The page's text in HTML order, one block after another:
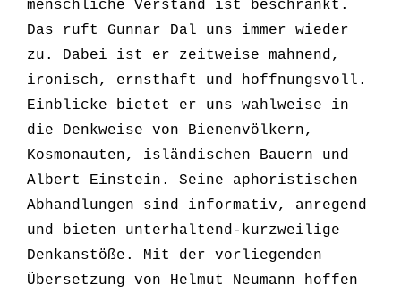
menschliche Verstand ist beschränkt.
Das ruft Gunnar Dal uns immer wieder
zu. Dabei ist er zeitweise mahnend,
ironisch, ernsthaft und hoffnungsvoll.
Einblicke bietet er uns wahlweise in
die Denkweise von Bienenvölkern,
Kosmonauten, isländischen Bauern und
Albert Einstein. Seine aphoristischen
Abhandlungen sind informativ, anregend
und bieten unterhaltend-kurzweilige
Denkanstöße. Mit der vorliegenden
Übersetzung von Helmut Neumann hoffen